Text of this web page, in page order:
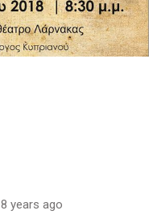
8 years ago